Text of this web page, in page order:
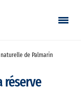
de Palmarin
réserve
vizită